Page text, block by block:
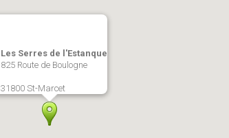
Les Serres de l'Estanque
825 Route de Boulogne
31800 St-Marcet